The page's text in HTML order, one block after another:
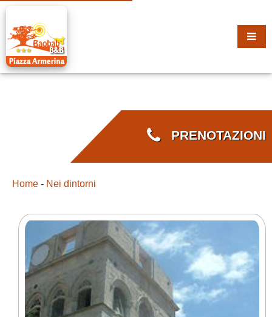
PRENOTAZIONI
Home - Nei dintorni